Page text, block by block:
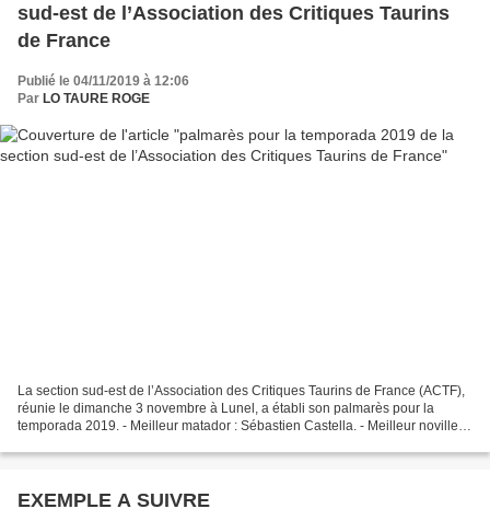
sud-est de l’Association des Critiques Taurins
de France
Publié le 04/11/2019 à 12:06
Par LO TAURE ROGE
La section sud-est de l’Association des Critiques Taurins de France (ACTF),
réunie le dimanche 3 novembre à Lunel, a établi son palmarès pour la
temporada 2019. - Meilleur matador : Sébastien Castella. - Meilleur novillero
EXEMPLE A SUIVRE